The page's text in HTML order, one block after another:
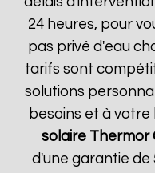
24 heures, pour
pas privé d'eau
tarifs sont
solutions
besoins et à
solaire Thermor
d'une garantie de